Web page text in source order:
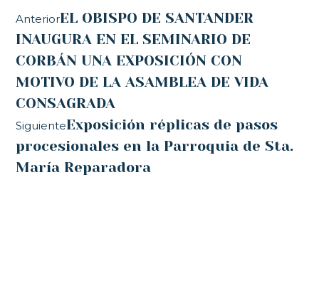
AnteriorEL OBISPO DE SANTANDER
INAUGURA EN EL SEMINARIO DE
CORBÁN UNA EXPOSICIÓN CON
MOTIVO DE LA ASAMBLEA DE VIDA
CONSAGRADA
SiguienteExposición réplicas de pasos
procesionales en la Parroquia de Sta.
María Reparadora